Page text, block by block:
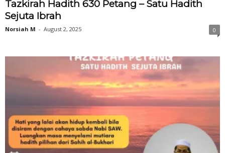
Tazkirah Hadith 630 Petang – Satu Hadith
Sejuta Ibrah
Norsiah M - August 2, 2025 0